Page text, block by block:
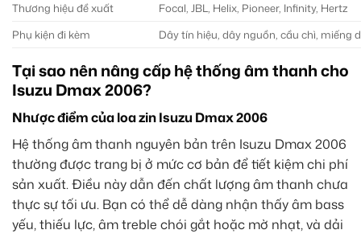
Thương hiệu đề xuất
Focal, JBL, Helix, Pioneer, Infinity, Hertz
Phụ kiện đi kèm
Dây tín hiệu, dây nguồn, cầu chì, miếng
Tại sao nên nâng cấp hệ thống âm thanh cho
Isuzu Dmax 2006?
Nhược điểm của loa zin Isuzu Dmax 2006
Hệ thống âm thanh nguyên bản trên Isuzu Dmax 2006
thường được trang bị ở mức cơ bản để tiết kiệm chi phí
sản xuất. Điều này dẫn đến chất lượng âm thanh chưa
thực sự tối ưu. Bạn có thể dễ dàng nhận thấy âm bass
yếu, thiếu lực, âm treble chói gắt hoặc mờ nhạt, và dải